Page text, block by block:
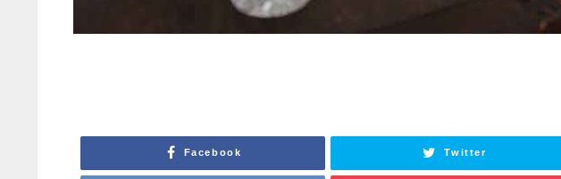
Facebook Twitter